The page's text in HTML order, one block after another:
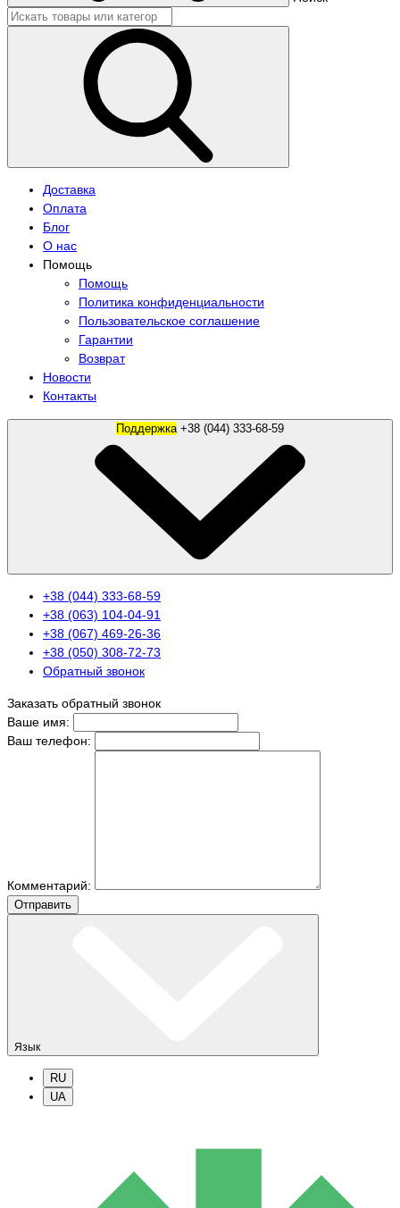
Доставка
Оплата
Блог
О нас
Помощь
Помощь
Политика конфиденциальности
Пользовательское соглашение
Гарантии
Возврат
Новости
Контакты
Поддержка
+38 (044) 333-68-59
+38 (063) 104-04-91
+38 (067) 469-26-36
+38 (050) 308-72-73
Обратный звонок
Заказать обратный звонок
Ваше имя:
Ваш телефон:
Комментарий:
Отправить
Язык
RU
UA